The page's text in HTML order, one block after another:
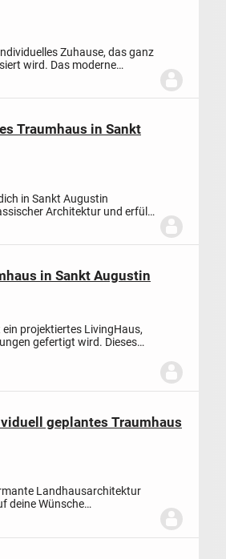
Zuhause, das ganz
wird. Das moderne
Traumhaus in Sankt
in Sankt Augustin
Architektur und erfüllt
einer...
in Sankt Augustin
projektiertes LivingHaus,
gefertigt wird. Dieses
geplantes Traumhaus
Landhausarchitektur
deine Wünsche